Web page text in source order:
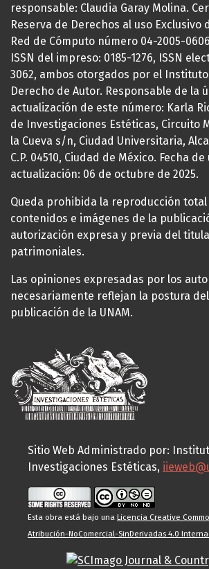
responsable: Claudia Garay Molina.
Reserva de Derechos al uso Exclusivo
Red de Cómputo número 04-2005-
ISSN del impreso: 0185-1276, ISSN
3062, ambos otorgados por el
Derecho de Autor. Responsable de la
actualización de este número: Karla
de Investigaciones Estéticas, Circuito
la Cueva s/n, Ciudad Universitaria,
C.P. 04510, Ciudad de México. Fecha
actualización: 06 de octubre de 2025.
Queda prohibida la reproducción
contenidos e imágenes de la
autorización expresa y previa del
patrimoniales.
Las opiniones expresadas por los
necesariamente reflejan la postura
publicación de la UNAM.
Sitio Web Administrado por:
Investigaciones Estéticas,
Esta obra está bajo una Licencia Creative
Atribución-NoComercial-SinDerivadas 4.0